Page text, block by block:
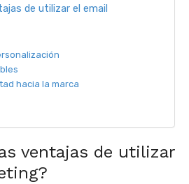
de utilizar el email
hacia la marca
ventajas de utilizar